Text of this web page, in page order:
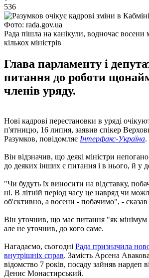
536
Фото: rada.gov.ua
Рада пішла на канікули, водночас восени
кількох міністрів
Глава парламенту і
питання до роботи
членів уряду.
Нові кадрові перестановки в уряді
п'ятницю, 16 липня, заявив спікер
Разумков, повідомляє Інтерфакс-Україна.
Він відзначив, що деякі міністри
до деяких інших є питання і в нього, й у
"Чи будуть їх виносити на відставку,
ні. В літній період часу це навряд чи
об'єктивно, а восени - побачимо", - сказав
Він уточнив, що має питання "як мінімум
але не уточнив, до кого саме.
Нагадаємо, сьогодні Рада призначила
внутрішніх справ. Замість Арсена
відомство 7 років, посаду зайняв нардеп
Денис Монастирський.